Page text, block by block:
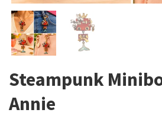
Steampunk
Annie